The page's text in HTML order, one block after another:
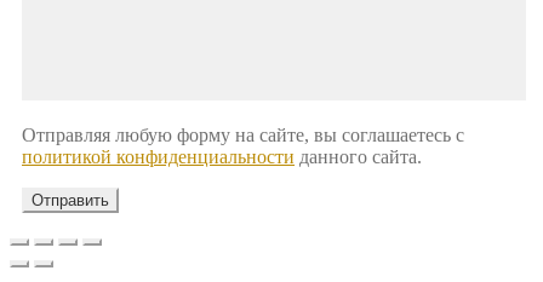
Отправляя любую форму на сайте, вы соглашаетесь с
политикой конфиденциальности данного сайта.